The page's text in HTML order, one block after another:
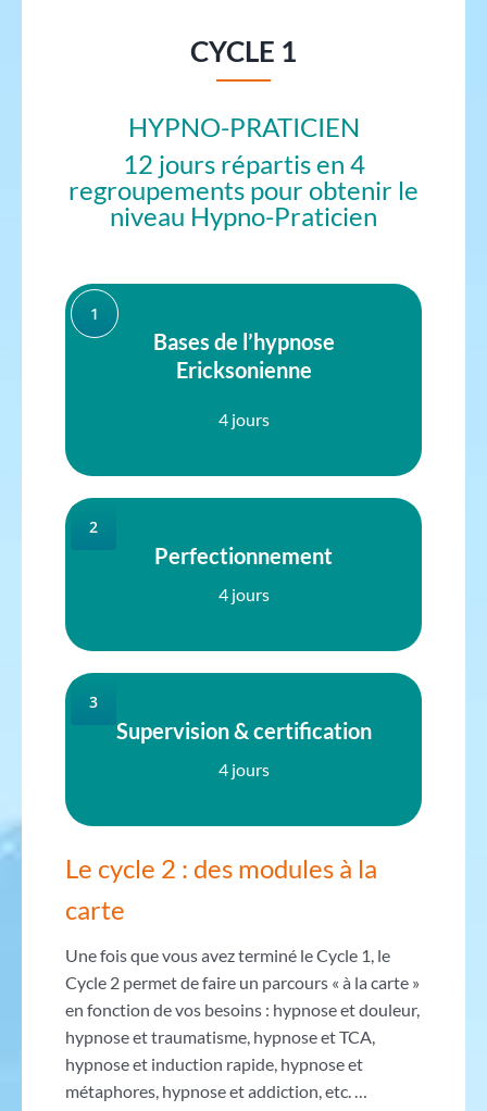
CYCLE 1
HYPNO-PRATICIEN
12 jours répartis en 4
regroupements pour obtenir le
niveau Hypno-Praticien
1
Bases de l’hypnose
Ericksonienne
4 jours
2
Perfectionnement
4 jours
3
Supervision & certification
4 jours
Le cycle 2 : des modules à la
carte
Une fois que vous avez terminé le Cycle 1, le
Cycle 2 permet de faire un parcours « à la carte »
en fonction de vos besoins : hypnose et douleur,
hypnose et traumatisme, hypnose et TCA,
hypnose et induction rapide, hypnose et
métaphores, hypnose et addiction, etc. …